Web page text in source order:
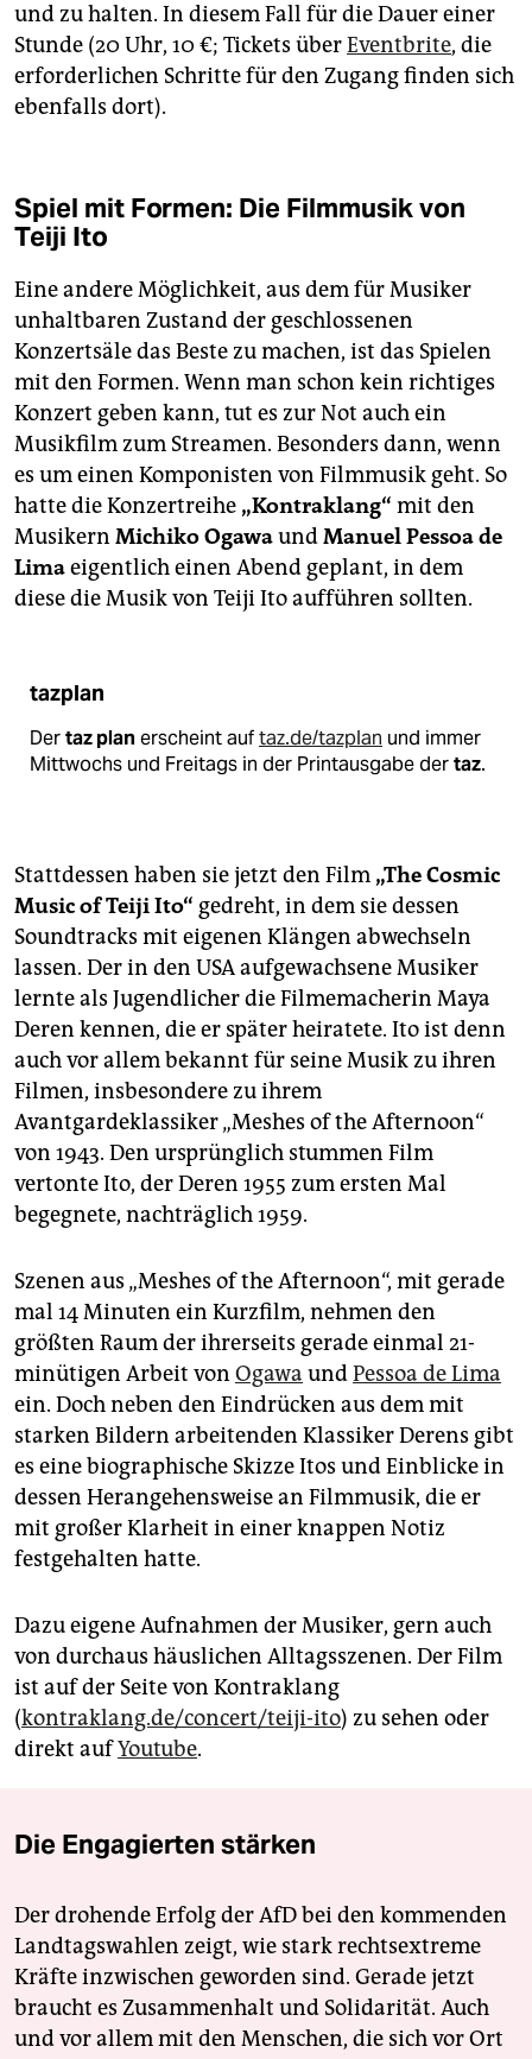
und zu halten. In diesem Fall für die Dauer einer
Stunde (20 Uhr, 10 €; Tickets überEventbrite, die
erforderlichen Schritte für den Zugang finden sich
ebenfalls dort).
Spiel mit Formen: Die Filmmusik von
Teiji Ito
Eine andere Möglichkeit, aus dem für Musiker
unhaltbaren Zustand der geschlossenen
Konzertsäle das Beste zu machen, ist das Spielen
mit den Formen. Wenn man schon kein richtiges
Konzert geben kann, tut es zur Not auch ein
Musikfilm zum Streamen. Besonders dann, wenn
es um einen Komponisten von Filmmusik geht. So
hatte die Konzertreihe „Kontraklang“ mit den
Musikern Michiko OgawaundManuel Pessoa de
Limaeigentlich einen Abend geplant, in dem
diese die Musik von Teiji Ito aufführen sollten.
tazplan
Dertaz planerscheint auftaz.de/tazplan und immer
Mittwochs und Freitags in der Printausgabe dertaz.
Stattdessen haben sie jetzt den Film „The Cosmic
Music of Teiji Ito“ gedreht, in dem sie dessen
Soundtracks mit eigenen Klängen abwechseln
lassen. Der in den USA aufgewachsene Musiker
lernte als Jugendlicher die Filmemacherin Maya
Deren kennen, die er später heiratete. Ito ist denn
auch vor allem bekannt für seine Musik zu ihren
Filmen, insbesondere zu ihrem
Avantgardeklassiker „Meshes of the Afternoon“
von 1943. Den ursprünglich stummen Film
vertonte Ito, der Deren 1955 zum ersten Mal
begegnete, nachträglich 1959.
Szenen aus „Meshes of the Afternoon“, mit gerade
mal 14 Minuten ein Kurzfilm, nehmen den
größten Raum der ihrerseits gerade einmal 21-
minütigen Arbeit von Ogawa undPessoa de Lima
ein. Doch neben den Eindrücken aus dem mit
starken Bildern arbeitenden Klassiker Derens gibt
es eine biographische Skizze Itos und Einblicke in
dessen Herangehensweise an Filmmusik, die er
mit großer Klarheit in einer knappen Notiz
festgehalten hatte.
Dazu eigene Aufnahmen der Musiker, gern auch
von durchaus häuslichen Alltagsszenen. Der Film
ist auf der Seite von Kontraklang
(kontraklang.de/concert/teiji-ito) zu sehen oder
direkt aufYoutube.
Die Engagierten stärken
Der drohende Erfolg der AfD bei den kommenden
Landtagswahlen zeigt, wie stark rechtsextreme
Kräfte inzwischen geworden sind. Gerade jetzt
braucht es Zusammenhalt und Solidarität. Auch
und vor allem mit den Menschen, die sich vor Ort